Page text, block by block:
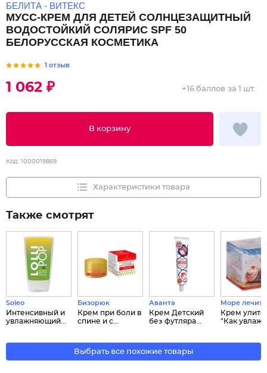
БЕЛИТА - ВИТЕКС
МУСС-КРЕМ ДЛЯ ДЕТЕЙ СОЛНЦЕЗАЩИТНЫЙ
ВОДОСТОЙКИЙ СОЛЯРИС SPF 50
БЕЛОРУССКАЯ КОСМЕТИКА
1 отзыв
1 062 ₽
В корзину
+16 баллов за 1 шт.
Код: 1000019869
Характеристики товара
Также смотрят
Soleo
Интенсивный и
увлажняющий...
Бизорюк
Крем при боли в
спине и с...
Аванта
Крем Детский
без футляра...
Море лечит
Крем
"Как увлаж...
Выбрать все похожие товары